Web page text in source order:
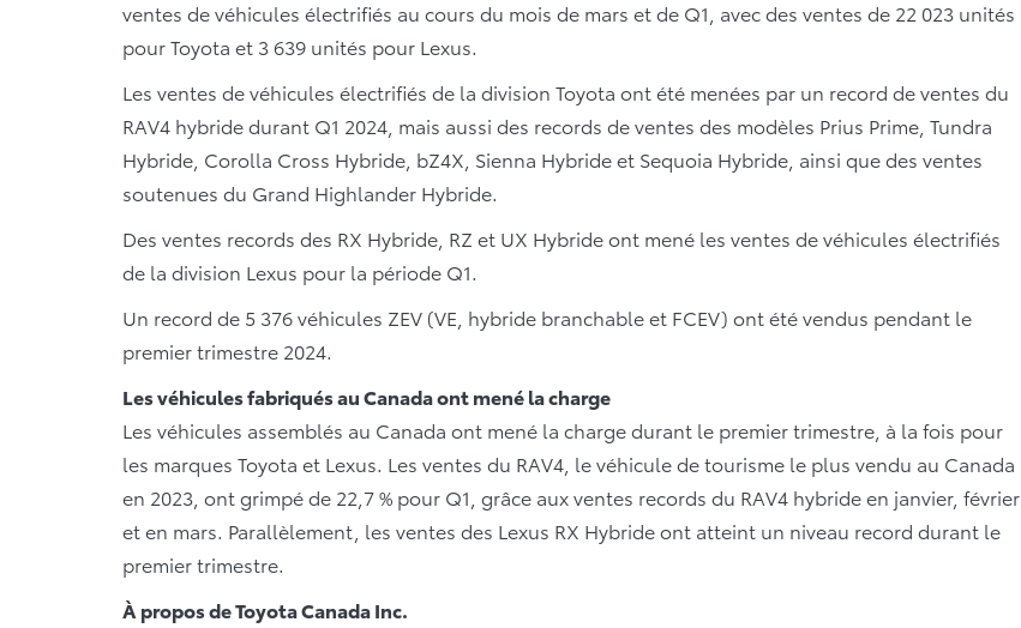
ventes de véhicules électrifiés au cours du mois de mars et de Q1, avec des ventes de 22 023 unités
pour Toyota et 3 639 unités pour Lexus.
Les ventes de véhicules électrifiés de la division Toyota ont été menées par un record de ventes du
RAV4 hybride durant Q1 2024, mais aussi des records de ventes des modèles Prius Prime, Tundra
Hybride, Corolla Cross Hybride, bZ4X, Sienna Hybride et Sequoia Hybride, ainsi que des ventes
soutenues du Grand Highlander Hybride.
Des ventes records des RX Hybride, RZ et UX Hybride ont mené les ventes de véhicules électrifiés
de la division Lexus pour la période Q1.
Un record de 5 376 véhicules ZEV (VE, hybride branchable et FCEV) ont été vendus pendant le
premier trimestre 2024.
Les véhicules fabriqués au Canada ont mené la charge
Les véhicules assemblés au Canada ont mené la charge durant le premier trimestre, à la fois pour
les marques Toyota et Lexus. Les ventes du RAV4, le véhicule de tourisme le plus vendu au Canada
en 2023, ont grimpé de 22,7 % pour Q1, grâce aux ventes records du RAV4 hybride en janvier, février
et en mars. Parallèlement, les ventes des Lexus RX Hybride ont atteint un niveau record durant le
premier trimestre.
À propos de Toyota Canada Inc.